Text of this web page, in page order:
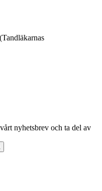
nyhetsbrev och ta del av